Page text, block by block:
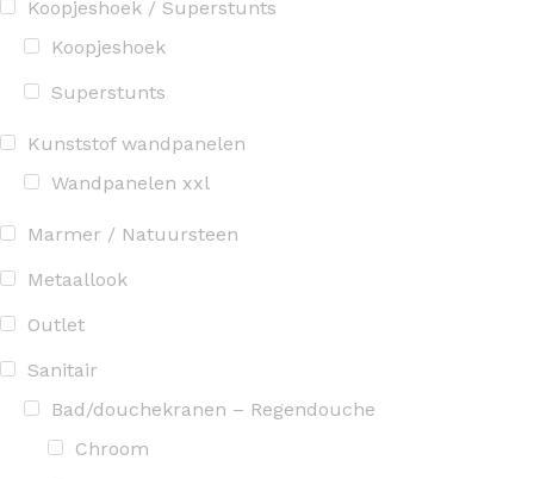
Koopjeshoek / Superstunts
Koopjeshoek
Superstunts
Kunststof wandpanelen
Wandpanelen xxl
Marmer / Natuursteen
Metaallook
Outlet
Sanitair
Bad/douchekranen – Regendouche
Chroom